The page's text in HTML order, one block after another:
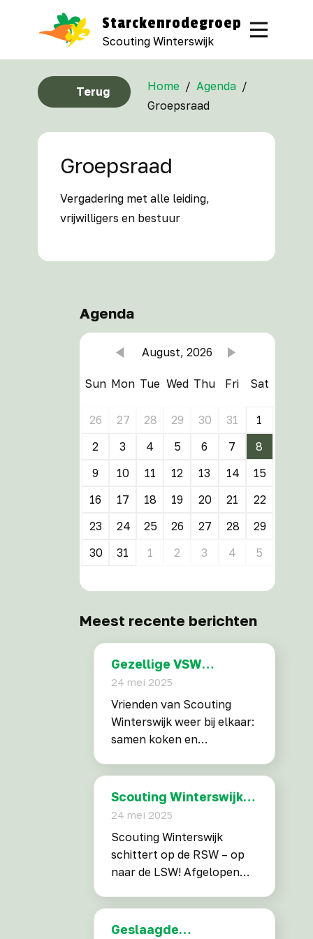
Starckenrodegroep
Scouting Winterswijk
Terug Home / Agenda /
Groepsraad
Groepsraad
Vergadering met alle leiding,
vrijwilligers en bestuur
Agenda
August, 2026
Sun Mon Tue Wed Thu Fri Sat
26 27 28 29 30 31
1
2
3 4 5 6 7
8
9
10 11 12 13 14
15
16
17 18 19 20 21
22
23
24 25 26 27 28
29
30
31 1 2 3 4 5
Meest recente berichten
Gezellige VSW
bijeenkomst
24 mei 2025
Vrienden van Scouting
Winterswijk weer bij elkaar:
samen koken en
paar jaar zonder
gezamenlijke activiteiten
kwamen de Vrienden van
afgelopen maand eindelijk
weer bij elkaar. En hoe! In
een gezellige en
ontspannen sfeer werd er
Ovens, waarbij heerlijke
Scouting Winterswijk
schittert op de RSW
24 mei 2025
Scouting Winterswijk
schittert op de RSW – op
naar de LSW! Afgelopen
enthousiaste patrouilles
van Scouting Winterswijk
Geslaagde